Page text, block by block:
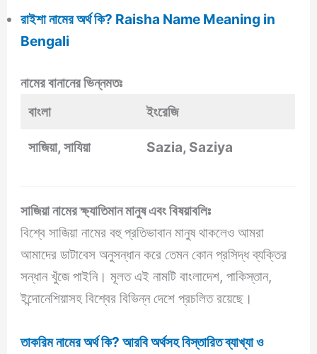
রাইশা নামের অর্থ কি? Raisha Name Meaning in
Bengali
নামের বানানের ভিন্নমতঃ
বাংলা
ইংরেজি
সাজিয়া, সাযিয়া Sazia, Saziya
সাজিয়া নামের ক্ষ্যাতিমান মানুষ এবং বিষয়াবলিঃ
বিশ্বে সাজিয়া নামের বহু প্রতিভাবান মানুষ থাকলেও আমরা
আমাদের ডাটাবেস অনুসন্ধান করে তেমন কোন প্রসিদ্ধ ব্যক্তির
সন্ধান খুঁজে পাইনি। মূলত এই নামটি বাংলাদেশ, পাকিস্তান,
ইন্দোনেশিয়াসহ বিশ্বের বিভিন্ন দেশে প্রচলিত রয়েছে।
তাকরিম নামের অর্থ কি? আরবি অর্থসহ বিস্তারিত ব্যাখ্যা ও